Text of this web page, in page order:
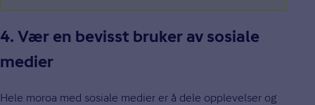
4. Vær en bevisst bruker av sosiale
medier
Hele moroa med sosiale medier er å dele opplevelser og